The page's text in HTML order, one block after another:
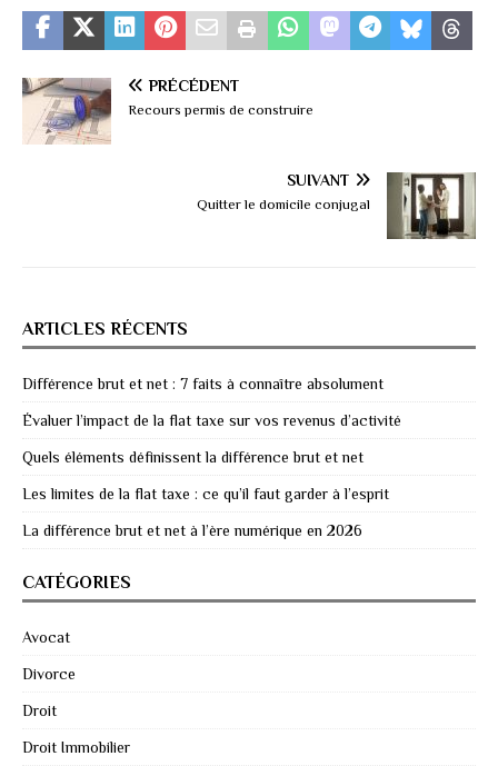
PRÉCÉDENT
Recours permis de construire
SUIVANT
Quitter le domicile conjugal
ARTICLES RÉCENTS
Différence brut et net : 7 faits à connaître absolument
Évaluer l’impact de la flat taxe sur vos revenus d’activité
Quels éléments définissent la différence brut et net
Les limites de la flat taxe : ce qu’il faut garder à l’esprit
La différence brut et net à l’ère numérique en 2026
CATÉGORIES
Avocat
Divorce
Droit
Droit Immobilier